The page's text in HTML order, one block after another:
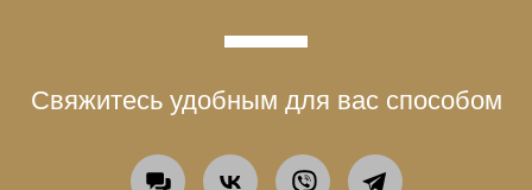
Свяжитесь удобным для вас способом